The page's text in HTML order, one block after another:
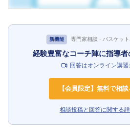
新機能 専門家相談 · バスケッ
経験豊富なコーチ陣に指導
回答はオンライン講習
【会員限定】無料で相
相談投稿と回答に関する